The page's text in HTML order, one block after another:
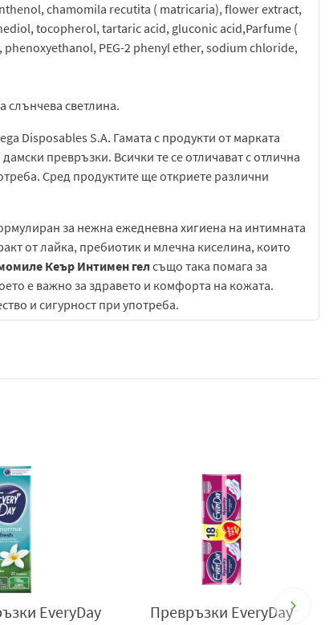
chamomilа recutita ( matricaria), flower extract,
tocopherol, tartaric acid, gluconic acid,Parfume (
PEG-2 phenyl ether, sodium chloride,
слънчева светлина.
Disposables S.A. Гамата с продукти от марката
превръзки. Всички те се отличават с отлична
Сред продуктите ще откриете различни
за нежна ежедневна хигиена на интимната
от лайка, пребиотик и млечна киселина, които
Кеър Интимен гелсъщо така помага за
е важно за здравето и комфорта на кожата.
и сигурност при употреба.
за по-големи козметични ползи от
бранд, който включва в портфолиото си размери
дълги, в сравение с другите превръзки, и с
интимна хигиена, създаден с мисъл за комфорт,
му е разработена така, че да осигурява
като същевременно оставя приятно усещане
EveryDay
Превръзки EveryDay